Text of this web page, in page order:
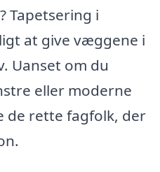
Tapetsering i
at give væggene i
Uanset om du
eller moderne
de rette fagfolk, der